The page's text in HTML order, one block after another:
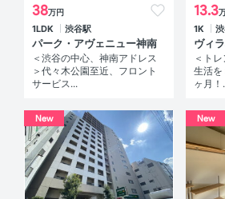
38万円
1LDK 渋谷駅
パーク・アヴェニュー神南
＜渋谷の中心、神南アドレス
＞代々木公園至近、フロント
サービス...
13.3
1K
ヴィ
＜ト
生活
ヶ月！
New New